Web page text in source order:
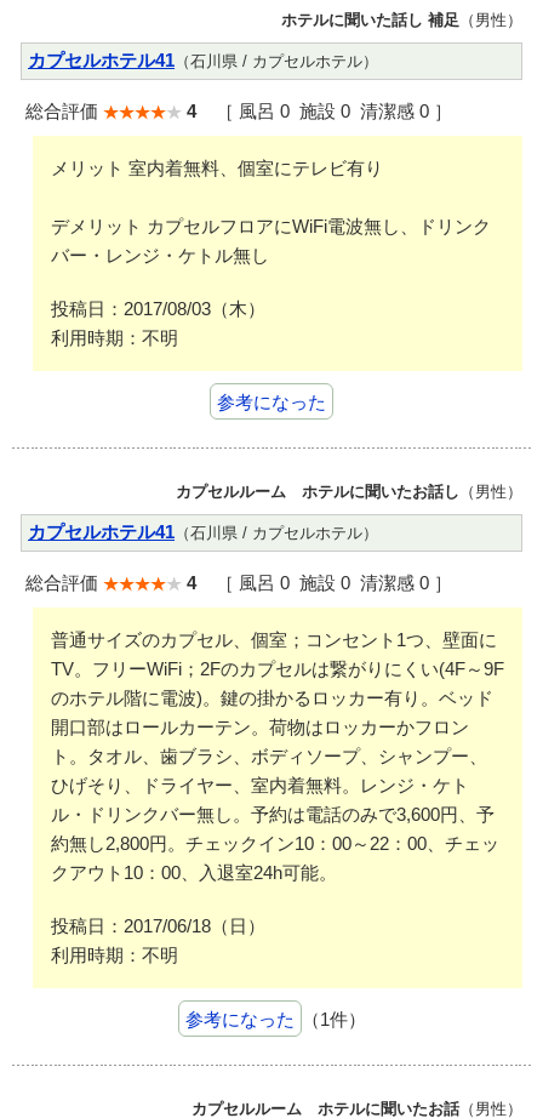
ホテルに聞いた話し 補足 （男性）
カプセルホテル41 （石川県 / カプセルホテル）
総合評価 4［ 風呂 0 施設 0 清潔感 0 ］
メリット 室内着無料、個室にテレビ有り
デメリット カプセルフロアにWiFi電波無し、ドリンク
バー・レンジ・ケトル無し
投稿日：2017/08/03（木）
利用時期：不明
参考になった
カプセルルーム ホテルに聞いたお話し （男性）
カプセルホテル41 （石川県 / カプセルホテル）
総合評価 4［ 風呂 0 施設 0 清潔感 0 ］
普通サイズのカプセル、個室；コンセント1つ、壁面に
TV。フリーWiFi；2Fのカプセルは繋がりにくい(4F～9F
のホテル階に電波)。鍵の掛かるロッカー有り。ベッド
開口部はロールカーテン。荷物はロッカーかフロン
ト。タオル、歯ブラシ、ボディソープ、シャンプー、
ひげそり、ドライヤー、室内着無料。レンジ・ケト
ル・ドリンクバー無し。予約は電話のみで3,600円、予
約無し2,800円。チェックイン10：00～22：00、チェッ
クアウト10：00、入退室24h可能。
投稿日：2017/06/18（日）
利用時期：不明
参考になった （1件）
カプセルルーム ホテルに聞いたお話 （男性）